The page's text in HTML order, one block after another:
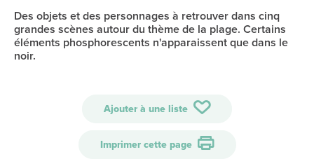
Des objets et des personnages à retrouver dans cinq
grandes scènes autour du thème de la plage. Certains
éléments phosphorescents n'apparaissent que dans le
noir.
Ajouter à une liste
Imprimer cette page